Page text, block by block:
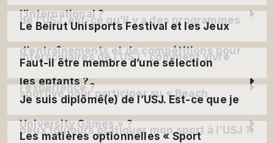
l’international ?
de l’USJ, est-ce qu’il y a des programmes
d’entraînements et de compétitions pour
les enfants ?
Le Beirut Unisports Festival et les Jeux
interscolaires de l’USJ ; comment vivre
l’expérience ?
Faut-il être membre d’une sélection
sportive pour participer au « Beach
University Games » ?
Je suis diplômé(e) de l’USJ. Est-ce que je
peux toujours pratiquer mon sport à l’USJ ?
Les matières optionnelles « Sport